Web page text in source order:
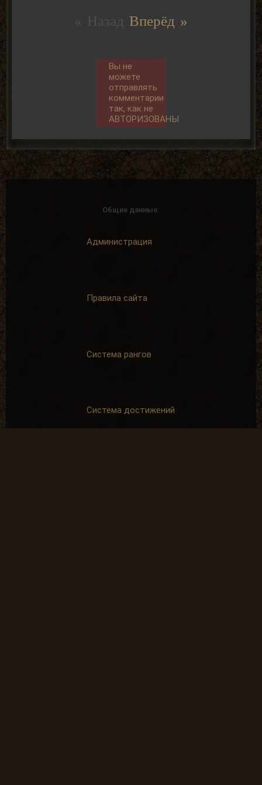
« Назад Вперёд »
Вы не
можете
отправлять
комментарии
так, как не
АВТОРИЗОВАНЫ
Общие данные:
Администрация
Правила сайта
Система рангов
Система достижений